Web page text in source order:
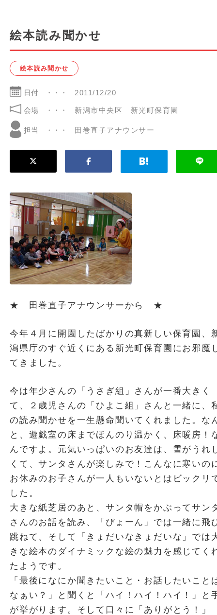
絵本読み聞かせ
絵本読み聞かせ
日付 2011/12/20
会場 新潟市中央区 新光町保育園
担当 田巻直子アナウンサー
★ 田巻直子アナウンサーから ★
今年４月に開園したばかりの真新しい保育園、
潟県庁のすぐ近くにある新光町保育園にお邪魔
てきました。
今は年少さんの「うさぎ組」さんが一番大きく
て、２歳児さんの「ひよこ組」さんと一緒に、
の読み聞かせを一生懸命聞いてくれました。な
と、遊戯室の床までほんのり温かく、床暖房！
んですよ。元気いっぱいのお友達は、雪がうれ
くて、サンタさんが楽しみで！こんなに寒いの
お休みのお子さんが一人もいないとはビックリ
した。
大きな紙芝居のあと、サンタ帽をかぶってサン
さんのお話を読み、「ぴょーん」では一緒に飛
跳ねて、そして「きょだいなきょだいな」では
きな絵本のダイナミックな絵の魅力を感じてく
たようです。
「最後になにか聞きたいこと・お話したいこと
なぁい？」と聞くと「ハイ！ハイ！ハイ！」と
が挙がります。そして口々に「ありがとう！」